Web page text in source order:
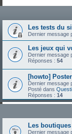
Les tests du
Dernier message
Les jeux qui
Dernier message
Réponses : 54
[howto]
Dernier message
Posté dans
Réponses : 14
Les
Dernier message